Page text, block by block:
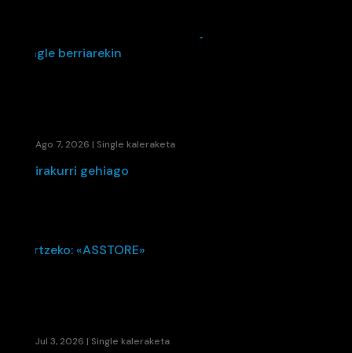
Ago 7, 2026 | Single kaleraketa
irakurri gehiago
Jul 3, 2026 | Single kaleraketa